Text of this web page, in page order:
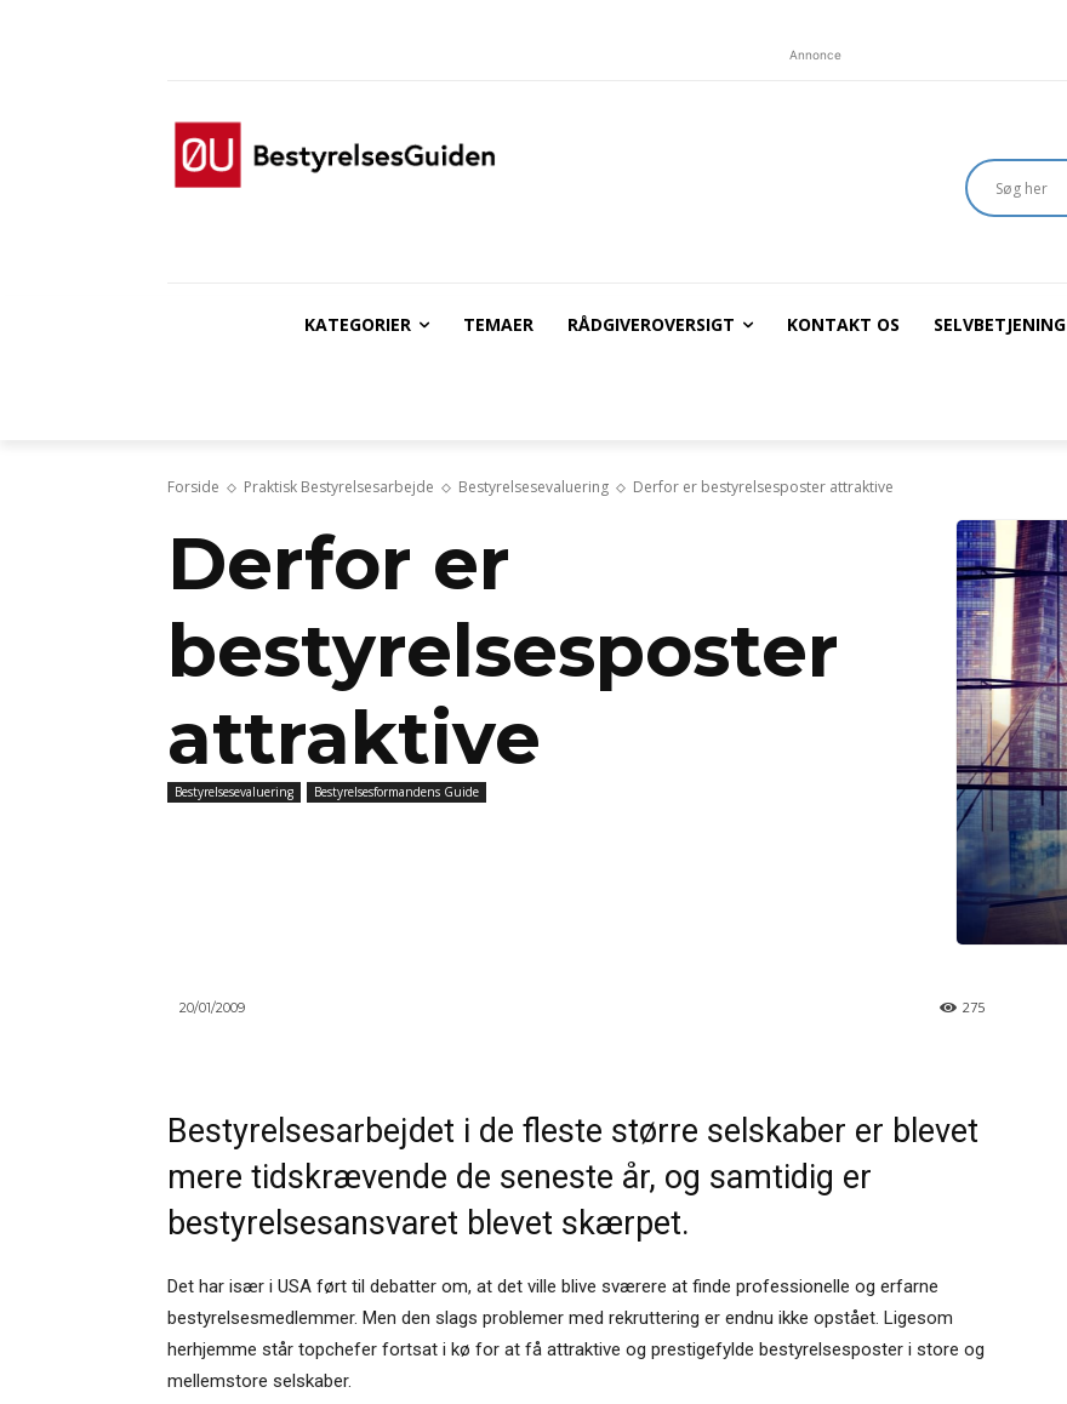
Annonce
KATEGORIER TEMAER RÅDGIVEROVERSIGT KONTAKT OS SELVBETJENING
Forside Praktisk Bestyrelsesarbejde Bestyrelsesevaluering Derfor er bestyrelsesposter attraktive
Derfor er
bestyrelsesposter
attraktive
Bestyrelsesevaluering Bestyrelsesformandens Guide
20/01/2009 275
Bestyrelsesarbejdet i de fleste større selskaber er blevet
mere tidskrævende de seneste år, og samtidig er
bestyrelsesansvaret blevet skærpet.
Det har især i USA ført til debatter om, at det ville blive sværere at finde professionelle og erfarne
bestyrelsesmedlemmer. Men den slags problemer med rekruttering er endnu ikke opstået. Ligesom
herhjemme står topchefer fortsat i kø for at få attraktive og prestigefylde bestyrelsesposter i store og
mellemstore selskaber.